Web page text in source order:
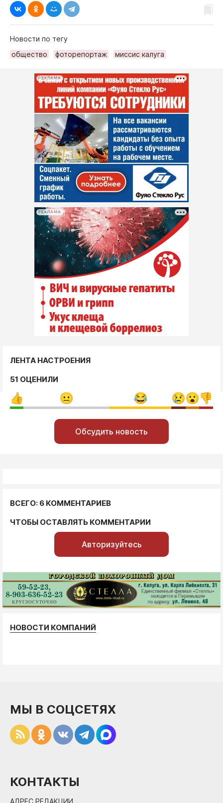
Новости по тегу
общество
фоторепортаж миссис калуга
РЕКЛАМА
РЕКЛАМА
ЛЕНТА НАСТРОЕНИЯ
51 ОЦЕНИЛИ
Обсудить новость
ВСЕГО: 6 КОММЕНТАРИЕВ
ЧТОБЫ ОСТАВЛЯТЬ КОММЕНТАРИИ
Авторизуйтесь
НОВОСТИ КОМПАНИЙ
МЫ В СОЦСЕТЯХ
КОНТАКТЫ
АДРЕС РЕДАКЦИИ